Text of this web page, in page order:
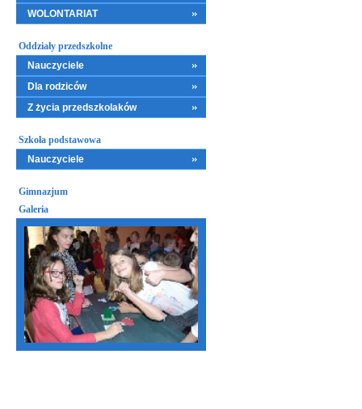
WOLONTARIAT
Oddziały przedszkolne
Nauczyciele
Dla rodziców
Z życia przedszkolaków
Szkoła podstawowa
Nauczyciele
Gimnazjum
Galeria